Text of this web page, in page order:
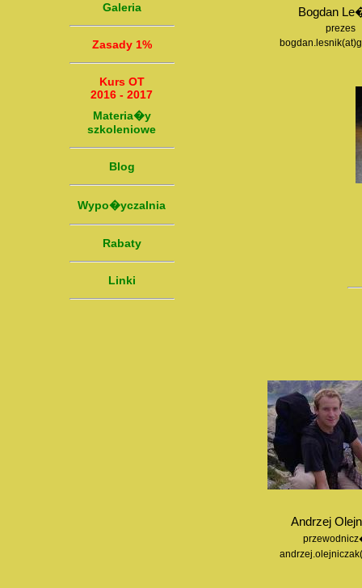
Galeria
Zasady 1%
Kurs OT
2016 - 2017
Materia�y
szkoleniowe
Blog
Wypo�yczalnia
Rabaty
Linki
Bogdan
prezes
Andrzej